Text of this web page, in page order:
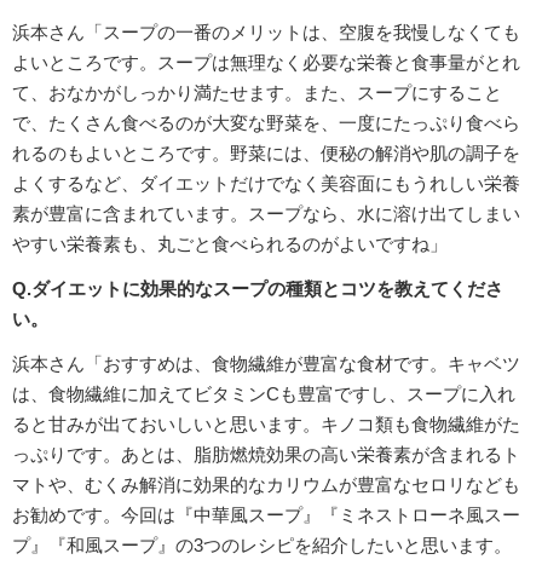
浜本さん「スープの一番のメリットは、空腹を我慢しなくても
よいところです。スープは無理なく必要な栄養と食事量がとれ
て、おなかがしっかり満たせます。また、スープにすること
で、たくさん食べるのが大変な野菜を、一度にたっぷり食べら
れるのもよいところです。野菜には、便秘の解消や肌の調子を
よくするなど、ダイエットだけでなく美容面にもうれしい栄養
素が豊富に含まれています。スープなら、水に溶け出てしまい
やすい栄養素も、丸ごと食べられるのがよいですね」
Q.ダイエットに効果的なスープの種類とコツを教えてくださ
い。
浜本さん「おすすめは、食物繊維が豊富な食材です。キャベツ
は、食物繊維に加えてビタミンCも豊富ですし、スープに入れ
ると甘みが出ておいしいと思います。キノコ類も食物繊維がた
っぷりです。あとは、脂肪燃焼効果の高い栄養素が含まれるト
マトや、むくみ解消に効果的なカリウムが豊富なセロリなども
お勧めです。今回は『中華風スープ』『ミネストローネ風スー
プ』『和風スープ』の3つのレシピを紹介したいと思います。